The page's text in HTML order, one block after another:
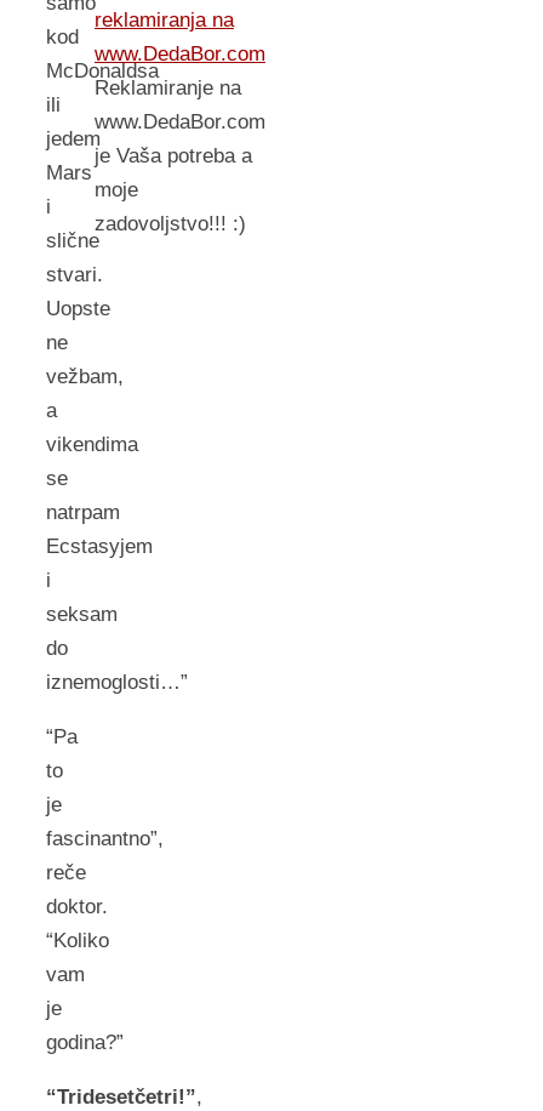
kod
McDonaldsa
ili
jedem
Mars
i
slične
stvari.
Uopste
ne
vežbam,
a
vikendima
se
natrpam
Ecstasyjem
i
seksam
do
iznemoglosti…”
“Pa
to
je
fascinantno”,
reče
doktor.
“Koliko
vam
je
godina?”
“Tridesetčetri!”,
reklamiranja na
www.DedaBor.com
Reklamiranje na
www.DedaBor.com
je Vaša potreba a
moje
zadovoljstvo!!! :)